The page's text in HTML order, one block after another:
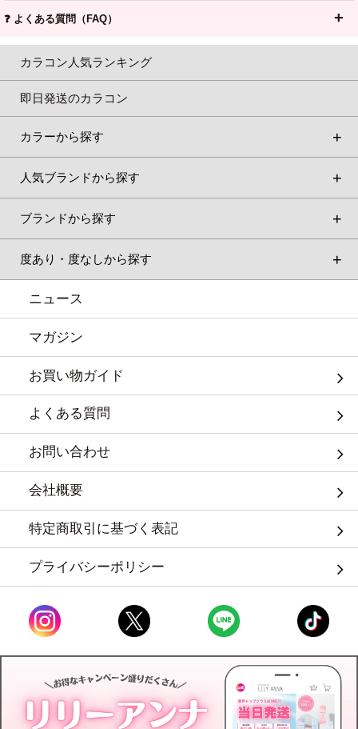
❓ よくある質問（FAQ）
カラコン人気ランキング
即日発送のカラコン
カラーから探す
人気ブランドから探す
ブランドから探す
度あり・度なしから探す
ニュース
マガジン
お買い物ガイド
よくある質問
お問い合わせ
会社概要
特定商取引に基づく表記
プライバシーポリシー